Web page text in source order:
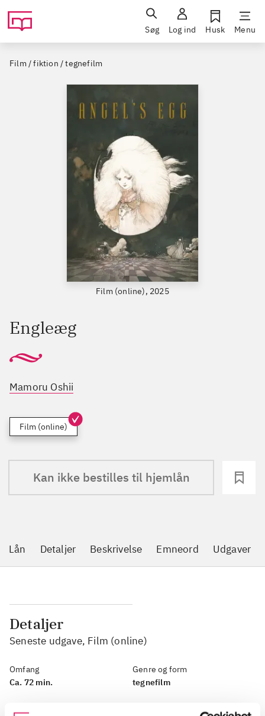
Søg Log ind Husk Menu
Film / fiktion / tegnefilm
Film (online), 2025
Engleæg
Mamoru Oshii
Film (online)
Kan ikke bestilles til hjemlån
Lån Detaljer Beskrivelse Emneord Udgaver
Detaljer
Seneste udgave, Film (online)
Omfang
Ca. 72 min.
Udgivet
Genre og form
tegnefilm